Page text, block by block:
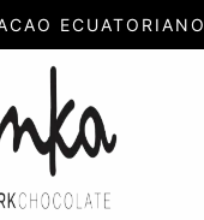
ECUATORIANO